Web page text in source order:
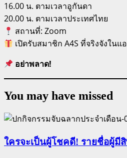
16.00 น. ตามเวลาอูกันดา
20.00 น. ตามเวลาประเทศไทย
สถานที่: Zoom
เปิดรับสมาชิก A4S ที่จริงจังใน
อย่าพลาด!
You may have missed
ใครจะเป็นผู้โชคดี! รายชื่อผู้มี